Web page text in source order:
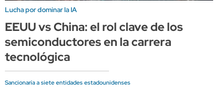
Lucha por dominar la IA
EEUU vs China: el rol clave de los
semiconductores en la carrera
tecnológica
Sancionaría a siete entidades estadounidenses